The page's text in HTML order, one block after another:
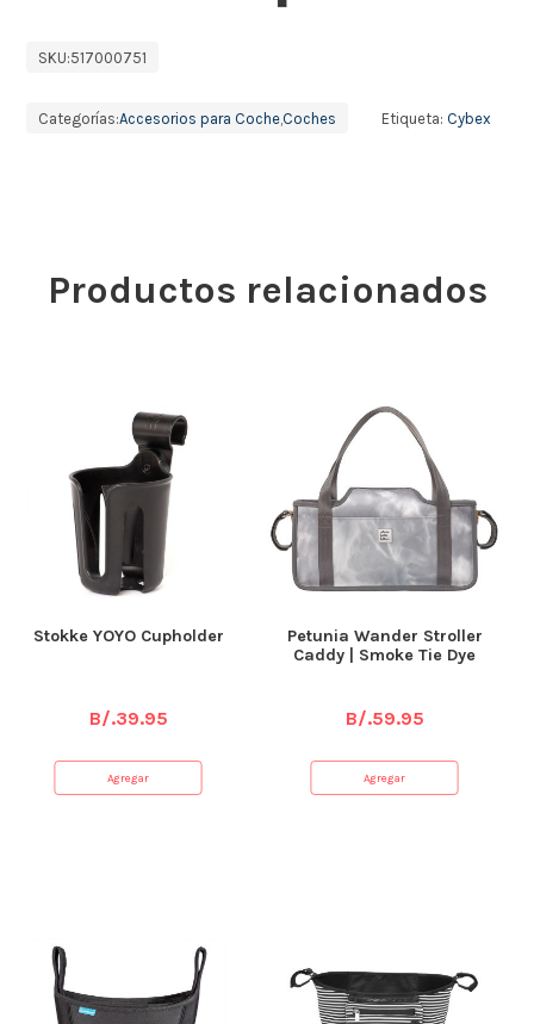
SKU:517000751
Categorías:Accesorios para Coche Coches Etiqueta: Cybex
Productos relacionados
Stokke YOYO Cupholder
B/.39.95
Agregar
Petunia Wander Stroller
Caddy | Smoke Tie Dye
B/.59.95
Agregar